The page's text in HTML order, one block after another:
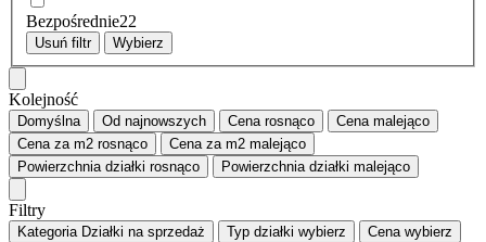
Bezpośrednie22
Usuń filtr Wybierz
Kolejność
Domyślna Od najnowszych Cenarosnąco Cenamalejąco
Cena za m2 rosnąco Cena za m2 malejąco
Powierzchnia działki rosnąco Powierzchnia działki malejąco
Filtry
Kategoria Działki na sprzedaż Typ działki wybierz Cena wybierz